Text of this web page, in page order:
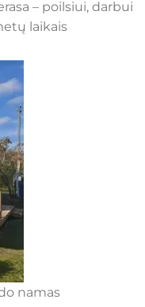
– poilsiui, darbui
laikais
namas